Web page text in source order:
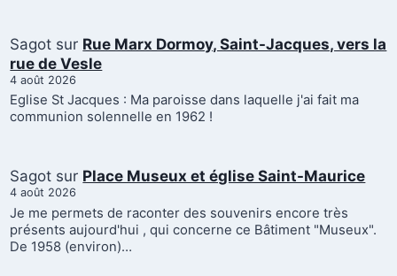
Sagot sur Rue Marx Dormoy, Saint-Jacques, vers la
rue de Vesle
4 août 2026
Eglise St Jacques : Ma paroisse dans laquelle j'ai fait ma
communion solennelle en 1962 !
Sagot sur Place Museux et église Saint-Maurice
4 août 2026
Je me permets de raconter des souvenirs encore très
présents aujourd'hui , qui concerne ce Bâtiment "Museux".
De 1958 (environ)…